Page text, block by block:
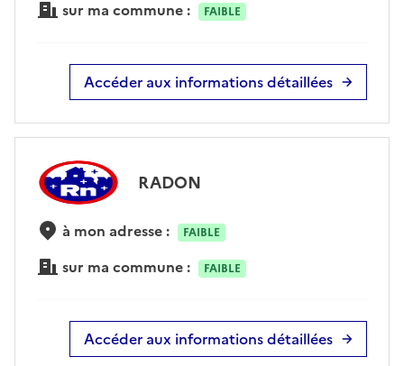
sur ma commune : FAIBLE
Accéder aux informations détaillées
RADON
à mon adresse : FAIBLE
sur ma commune : FAIBLE
Accéder aux informations détaillées